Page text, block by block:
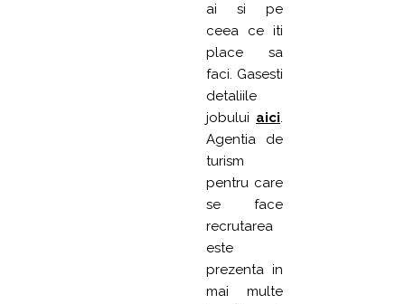
ai si pe
ceea ce iti
place sa
faci. Gasesti
detaliile
jobului aici.
Agentia de
turism
pentru care
se face
recrutarea
este
prezenta in
mai multe